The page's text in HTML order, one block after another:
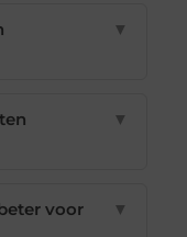
▼
▼
voor
▼